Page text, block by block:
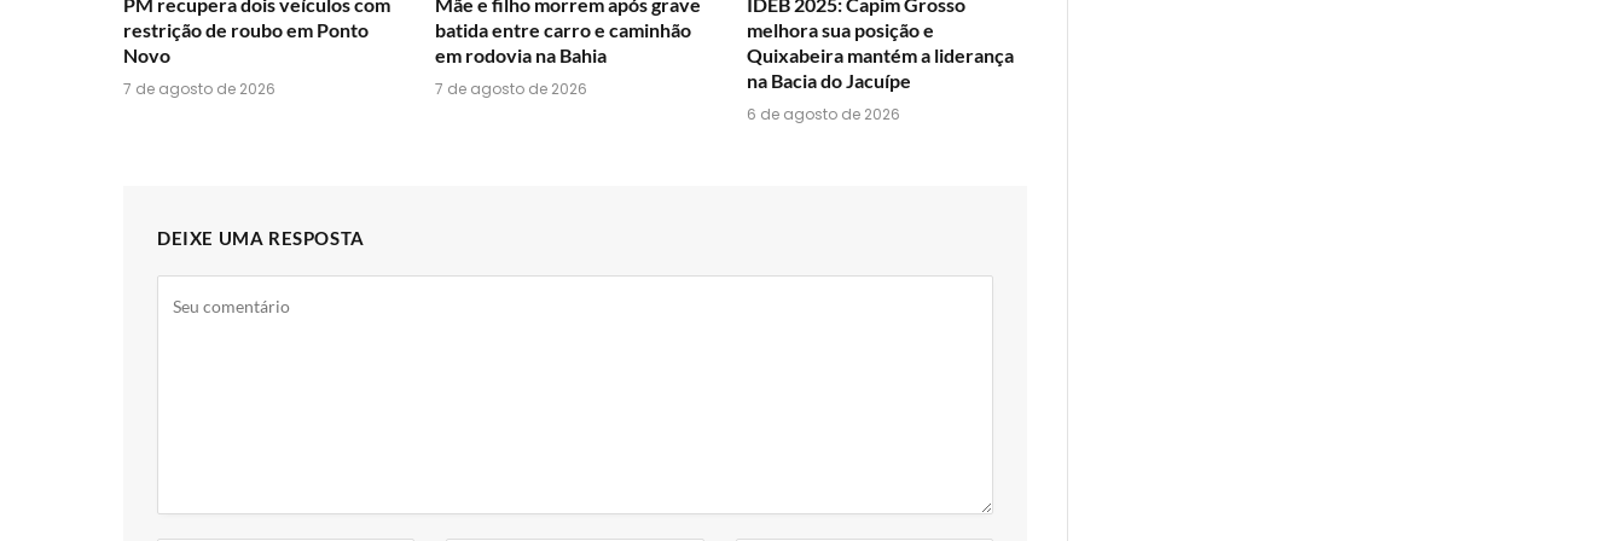
restrição de roubo em Ponto
Novo
7 de agosto de 2026
batida entre carro e caminhão
em rodovia na Bahia
7 de agosto de 2026
melhora sua posição e
Quixabeira mantém a liderança
na Bacia do Jacuípe
6 de agosto de 2026
DEIXE UMA RESPOSTA